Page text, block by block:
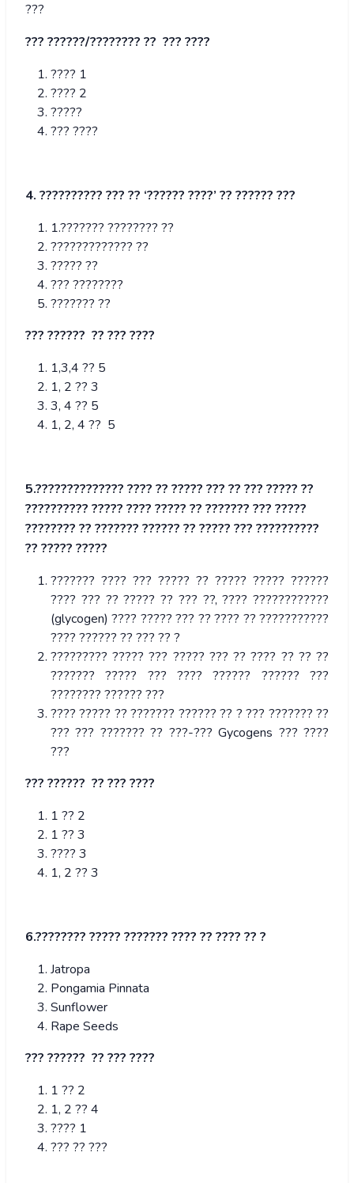
???
??? ??????/???????? ?? ??? ????
???? 1
???? 2
?????
??? ????
4. ?????????? ??? ?? ‘?????? ????’ ?? ?????? ???
1.??????? ???????? ??
????????????? ??
????? ??
??? ????????
??????? ??
??? ?????? ?? ??? ????
1,3,4 ?? 5
1, 2 ?? 3
3, 4 ?? 5
1, 2, 4 ?? 5
5.?????????????? ???? ?? ????? ??? ?? ??? ????? ??
?????????? ????? ???? ????? ?? ??????? ??? ?????
???????? ?? ??????? ?????? ?? ????? ??? ??????????
?? ????? ?????
??????? ???? ??? ????? ?? ????? ????? ??????
???? ??? ?? ????? ?? ??? ??, ???? ????????????
(glycogen) ???? ????? ??? ?? ???? ?? ???????????
???? ?????? ?? ??? ?? ?
????????? ????? ??? ????? ??? ?? ???? ?? ?? ??
??????? ????? ??? ???? ?????? ?????? ???
???????? ?????? ???
???? ????? ?? ??????? ?????? ?? ? ??? ??????? ??
??? ??? ??????? ?? ???-??? Gycogens ??? ????
???
??? ?????? ?? ??? ????
1 ?? 2
1 ?? 3
???? 3
1, 2 ?? 3
6.???????? ????? ??????? ???? ?? ???? ?? ?
Jatropa
Pongamia Pinnata
Sunflower
Rape Seeds
??? ?????? ?? ??? ????
1 ?? 2
1, 2 ?? 4
???? 1
??? ?? ???